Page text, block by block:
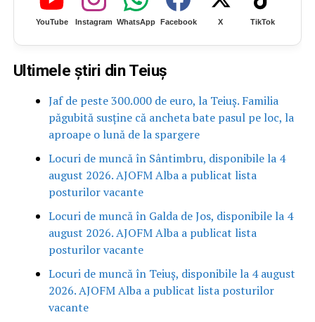
YouTube Instagram WhatsApp Facebook X TikTok
Ultimele știri din Teiuș
Jaf de peste 300.000 de euro, la Teiuș. Familia
păgubită susține că ancheta bate pasul pe loc, la
aproape o lună de la spargere
Locuri de muncă în Sântimbru, disponibile la 4
august 2026. AJOFM Alba a publicat lista
posturilor vacante
Locuri de muncă în Galda de Jos, disponibile la 4
august 2026. AJOFM Alba a publicat lista
posturilor vacante
Locuri de muncă în Teiuș, disponibile la 4 august
2026. AJOFM Alba a publicat lista posturilor
vacante